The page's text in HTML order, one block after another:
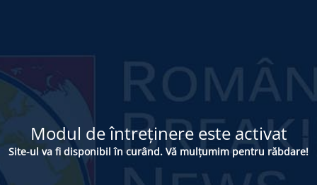
Modul de întreținere este activat
Site-ul va fi disponibil în curând. Vă mulțumim pentru răbdare!